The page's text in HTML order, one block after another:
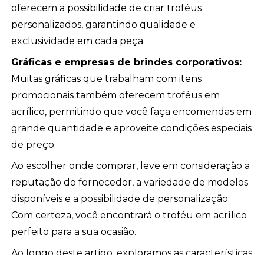
oferecem a possibilidade de criar troféus
personalizados, garantindo qualidade e
exclusividade em cada peça.
Gráficas e empresas de brindes corporativos:
Muitas gráficas que trabalham com itens
promocionais também oferecem troféus em
acrílico, permitindo que você faça encomendas em
grande quantidade e aproveite condições especiais
de preço.
Ao escolher onde comprar, leve em consideração a
reputação do fornecedor, a variedade de modelos
disponíveis e a possibilidade de personalização.
Com certeza, você encontrará o troféu em acrílico
perfeito para a sua ocasião.